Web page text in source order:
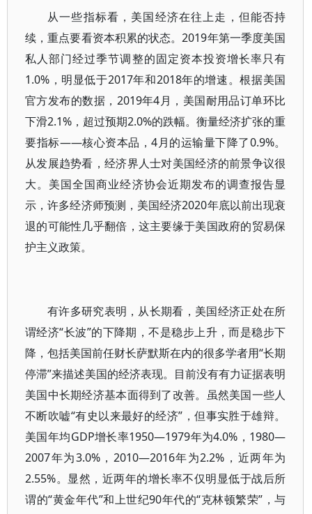
从一些指标看，美国经济在往上走，但能否持
续，重点要看资本积累的状态。2019年第一季度美国
私人部门经过季节调整的固定资本投资增长率只有
1.0%，明显低于2017年和2018年的增速。根据美国
官方发布的数据，2019年4月，美国耐用品订单环比
下滑2.1%，超过预期2.0%的跌幅。衡量经济扩张的重
要指标——核心资本品，4月的运输量下降了0.9%。
从发展趋势看，经济界人士对美国经济的前景争议很
大。美国全国商业经济协会近期发布的调查报告显
示，许多经济师预测，美国经济2020年底以前出现衰
退的可能性几乎翻倍，这主要缘于美国政府的贸易保
护主义政策。
有许多研究表明，从长期看，美国经济正处在所
谓经济“长波”的下降期，不是稳步上升，而是稳步下
降，包括美国前任财长萨默斯在内的很多学者用“长期
停滞”来描述美国的经济表现。目前没有有力证据表明
美国中长期经济基本面得到了改善。虽然美国一些人
不断吹嘘“有史以来最好的经济”，但事实胜于雄辩。
美国年均GDP增长率1950—1979年为4.0%，1980—
2007年为3.0%，2010—2016年为2.2%，近两年为
2.55%。显然，近两年的增长率不仅明显低于战后所
谓的“黄金年代”和上世纪90年代的“克林顿繁荣”，与